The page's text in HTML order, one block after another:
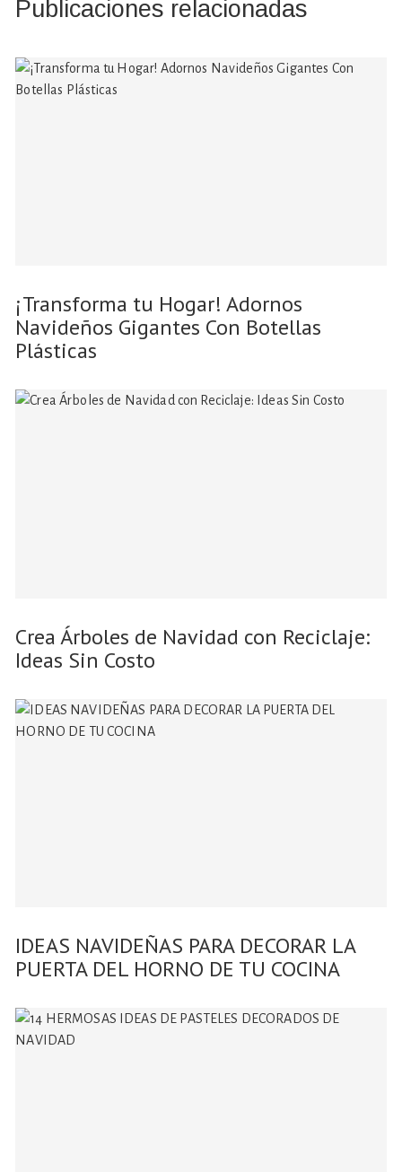
Publicaciones relacionadas
¡Transforma tu Hogar! Adornos
Navideños Gigantes Con Botellas
Plásticas
Crea Árboles de Navidad con Reciclaje:
Ideas Sin Costo
IDEAS NAVIDEÑAS PARA DECORAR LA
PUERTA DEL HORNO DE TU COCINA